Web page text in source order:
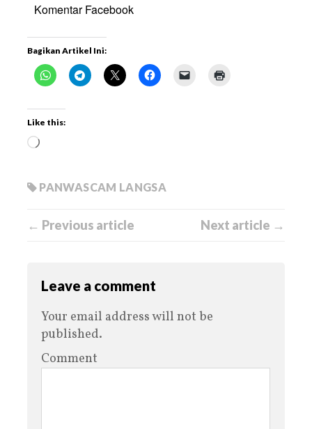
Komentar Facebook
Bagikan Artikel Ini:
Like this:
PANWASCAM LANGSA
← Previous article Next article →
Leave a comment
Your email address will not be
published.
Comment